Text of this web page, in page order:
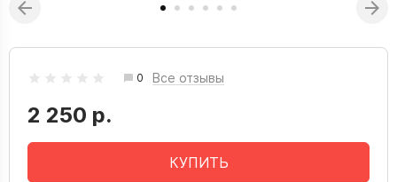
0 Все отзывы
2 250 р.
КУПИТЬ